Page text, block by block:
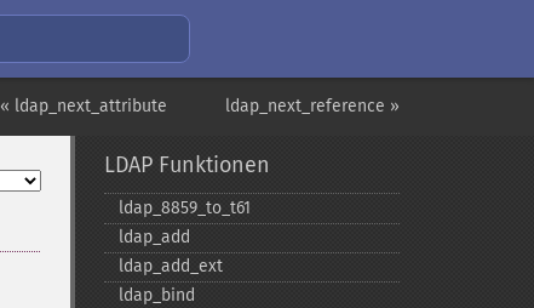
ldap_next_reference »
« ldap_next_attribute
LDAP Funktionen
ldap_​8859_​to_​t61
ldap_​add
ldap_​add_​ext
ldap_​bind